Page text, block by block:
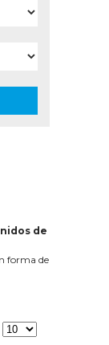
de
forma de